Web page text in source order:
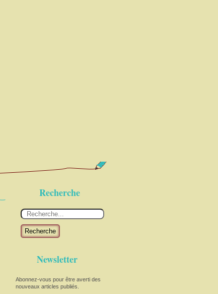
Recherche
Recherche
Newsletter
Abonnez-vous pour être averti des
nouveaux articles publiés.